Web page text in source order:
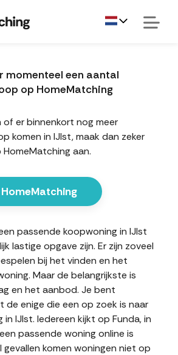
momenteel een aantal
op HomeMatching
er binnenkort nog meer
komen in IJlst, maak dan zeker
aan.
HomeMatching
passende koopwoning in IJlst
lastige opgave zijn. Er zijn zoveel
bij het vinden en het
Maar de belangrijkste is
en het aanbod. Je bent
de enige die een op zoek is naar
IJlst. Iedereen kijkt op Funda, in
passende woning online is
gevallen komen woningen niet op